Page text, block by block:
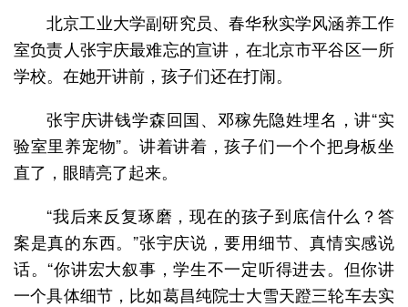
北京工业大学副研究员、春华秋实学风涵养工作
室负责人张宇庆最难忘的宣讲，在北京市平谷区一所
学校。在她开讲前，孩子们还在打闹。
张宇庆讲钱学森回国、邓稼先隐姓埋名，讲“实
验室里养宠物”。讲着讲着，孩子们一个个把身板坐
直了，眼睛亮了起来。
“我后来反复琢磨，现在的孩子到底信什么？答
案是真的东西。”张宇庆说，要用细节、真情实感说
话。“你讲宏大叙事，学生不一定听得进去。但你讲
一个具体细节，比如葛昌纯院士大雪天蹬三轮车去实